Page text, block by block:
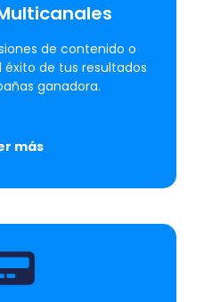
de contenido o
de tus resultados
ganadora.
más